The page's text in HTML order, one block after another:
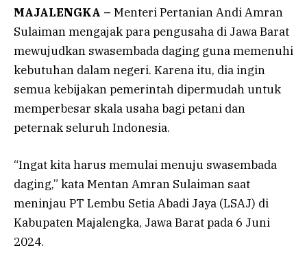
MAJALENGKA – Menteri Pertanian Andi Amran
Sulaiman mengajak para pengusaha di Jawa Barat
mewujudkan swasembada daging guna memenuhi
kebutuhan dalam negeri. Karena itu, dia ingin
semua kebijakan pemerintah dipermudah untuk
memperbesar skala usaha bagi petani dan
peternak seluruh Indonesia.
“Ingat kita harus memulai menuju swasembada
daging,” kata Mentan Amran Sulaiman saat
meninjau PT Lembu Setia Abadi Jaya (LSAJ) di
Kabupaten Majalengka, Jawa Barat pada 6 Juni
2024.